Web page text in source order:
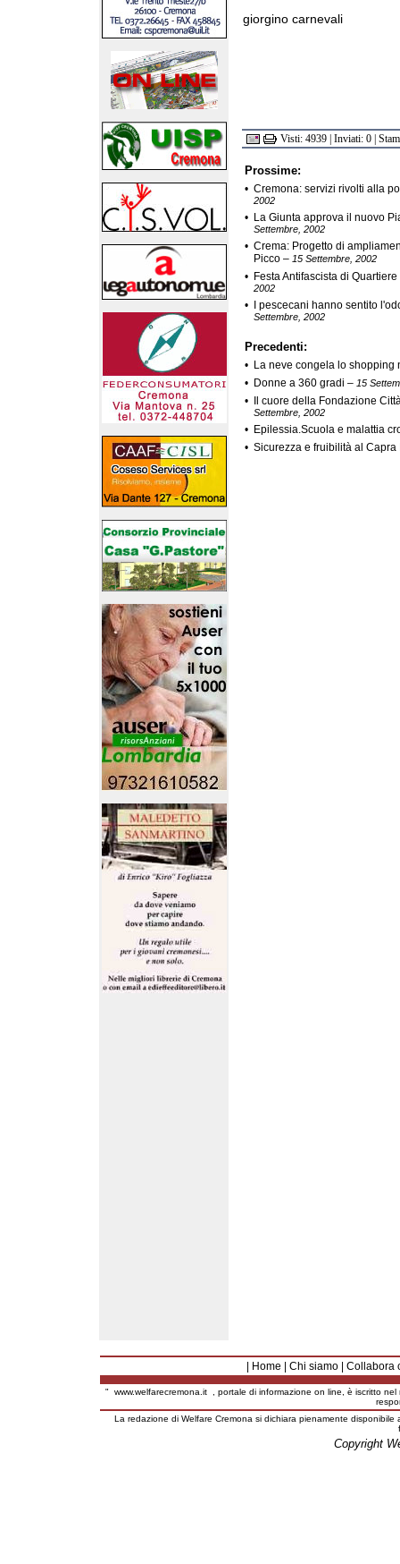
giorgino carnevali
Visti: 4939 | Inviati: 0 |
Prossime:
• Cremona: servizi rivolti alla
2002
• La Giunta approva il nuovo
Settembre, 2002
• Crema: Progetto di
Picco – 15 Settembre, 2002
• Festa Antifascista di
2002
• I pescecani hanno sentito
Settembre, 2002
Precedenti:
• La neve congela lo shopping
• Donne a 360 gradi – 15
• Il cuore della Fondazione
Settembre, 2002
• Epilessia.Scuola e malattia
• Sicurezza e fruibilità al Capra
Home Chi siamo Collabora
" www.welfarecremona.it, portale di informazione on line, è iscritto nel
La redazione di Welfare Cremona si dichiara pienamente
Copyright